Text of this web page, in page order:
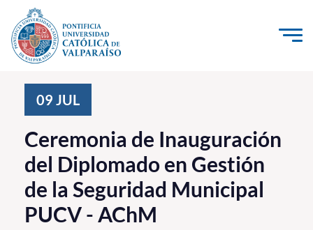
Click acá para ir directamente al contenido
Investigación, Creación e Innovación
PUCV Internacional
Vinculación con el Medio
Admisión
09 JUL
Ceremonia de Inauguración
del Diplomado en Gestión
de la Seguridad Municipal
PUCV - AChM